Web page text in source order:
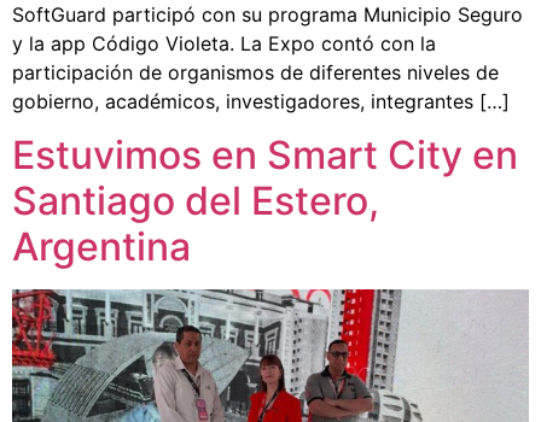
SoftGuard participó con su programa Municipio Seguro
y la app Código Violeta. La Expo contó con la
participación de organismos de diferentes niveles de
gobierno, académicos, investigadores, integrantes […]
Estuvimos en Smart City en
Santiago del Estero,
Argentina